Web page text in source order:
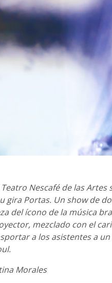
Nescafé de las Artes
gira Portas. Un show de
del ícono de la música
mezclado con el
a los asistentes a
Morales